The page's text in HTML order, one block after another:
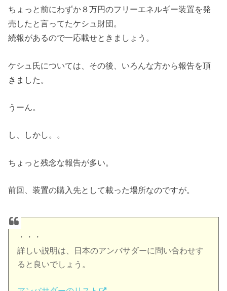
ちょっと前にわずか８万円のフリーエネルギー装置を発
売したと言ってたケシュ財団。
続報があるので一応載せときましょう。
ケシュ氏については、その後、いろんな方から報告を頂
きました。
うーん。
し、しかし。。
ちょっと残念な報告が多い。
前回、装置の購入先として載った場所なのですが。
・・・
詳しい説明は、日本のアンバサダーに問い合わせす
ると良いでしょう。